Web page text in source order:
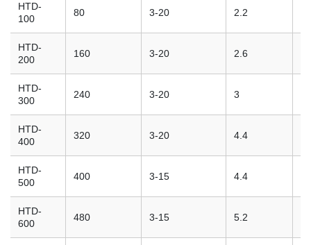
HTD-
100
80 3-20 2.2
HTD-
200
160 3-20 2.6
HTD-
300
240 3-20 3
HTD-
400
320 3-20 4.4
HTD-
500
400 3-15 4.4
HTD-
600
480 3-15 5.2